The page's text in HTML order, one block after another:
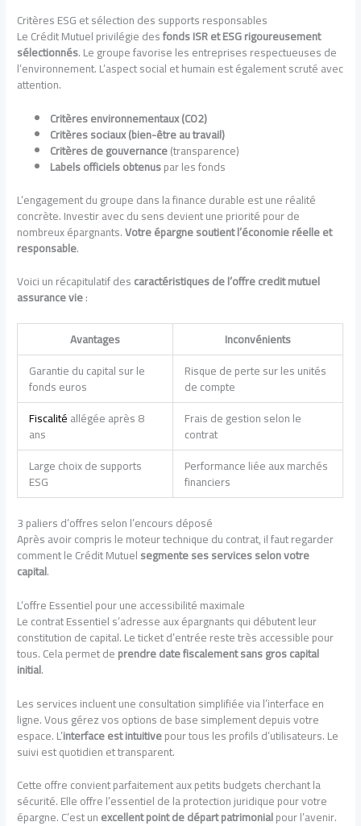
Critères ESG et sélection des supports responsables
Le Crédit Mutuel privilégie desfonds ISR et ESG rigoureusement
sélectionnés. Le groupe favorise les entreprises respectueuses de
l’environnement. L’aspect social et humain est également scruté avec
attention.
Critères environnementaux (CO2)
Critères sociaux (bien-être au travail)
Critères de gouvernance(transparence)
Labels officiels obtenuspar les fonds
L’engagement du groupe dans la finance durable est une réalité
concrète. Investir avec du sens devient une priorité pour de
nombreux épargnants.Votre épargne soutient l’économie réelle et
responsable.
Voici un récapitulatif descaractéristiques de l’offre credit mutuel
assurance vie:
Avantages
Inconvénients
Garantie du capital sur le
fonds euros
Risque de perte sur les unités
de compte
Fiscalitéallégée après 8
ans
Frais de gestion selon le
contrat
Large choix de supports
ESG
Performance liée aux marchés
financiers
3 paliers d’offres selon l’encours déposé
Après avoir compris le moteur technique du contrat, il faut regarder
comment le Crédit Mutuelsegmente ses services selon votre
capital.
L’offre Essentiel pour une accessibilité maximale
Le contrat Essentiel s’adresse aux épargnants qui débutent leur
constitution de capital. Le ticket d’entrée reste très accessible pour
tous. Cela permet deprendre date fiscalement sans gros capital
initial.
Les services incluent une consultation simplifiée via l’interface en
ligne. Vous gérez vos options de base simplement depuis votre
espace. L’interface est intuitivepour tous les profils d’utilisateurs. Le
suivi est quotidien et transparent.
Cette offre convient parfaitement aux petits budgets cherchant la
sécurité. Elle offre l’essentiel de la protection juridique pour votre
épargne. C’est unexcellent point de départ patrimonialpour l’avenir.